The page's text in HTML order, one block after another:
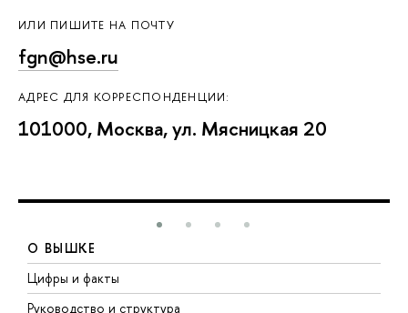
ИЛИ ПИШИТЕ НА ПОЧТУ
fgn@hse.ru
АДРЕС ДЛЯ КОРРЕСПОНДЕНЦИИ:
101000, Москва, ул. Мясницкая 20
О ВЫШКЕ
Цифры и факты
Руководство и структура